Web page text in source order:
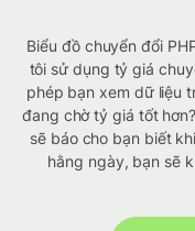
Biểu đồ chuyển đổi
tôi sử dụng tỷ giá
phép bạn xem dữ liệu
đang chờ tỷ giá tốt
sẽ báo cho bạn biết
hằng ngày, bạn sẽ